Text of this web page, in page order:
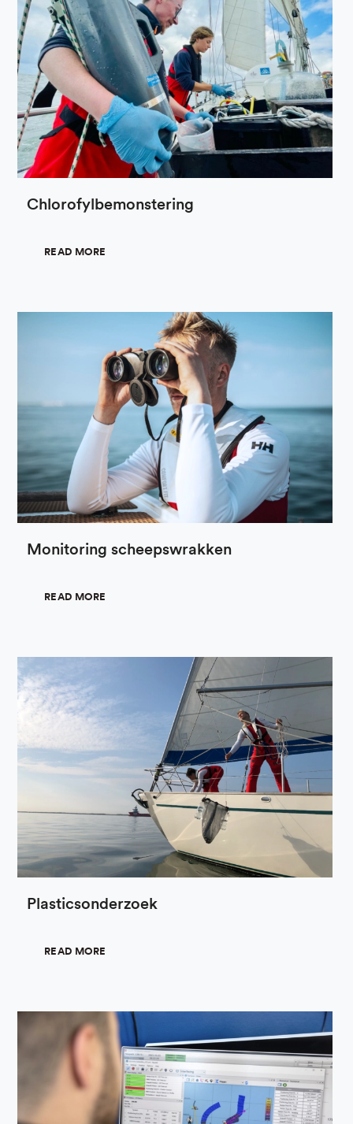
Chlorofylbemonstering
READ MORE
Monitoring scheepswrakken
READ MORE
Plasticsonderzoek
READ MORE